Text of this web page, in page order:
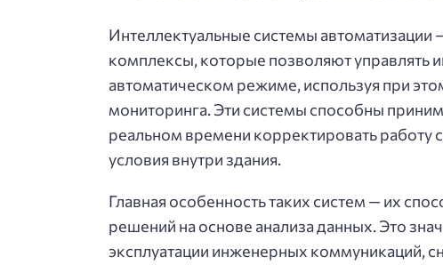
Интеллектуальные системы
комплексы, которые позволяют управлять
автоматическом режиме, используя при
мониторинга. Эти системы способны
реальном времени корректировать работу
условия внутри здания.
Главная особенность таких систем — их
решений на основе анализа данных. Это
эксплуатации инженерных коммуникаций,